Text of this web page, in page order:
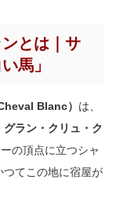
とは｜サ
馬」
Blanc） は、
グラン・クリュ・ク
の頂点に立つシャ
つてこの地に宿屋が